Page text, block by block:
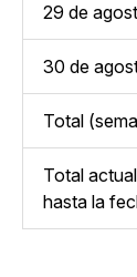
29 de
30 de
Total
Total
hasta la